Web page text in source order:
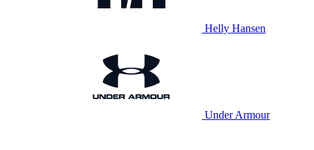
Helly Hansen
Under Armour